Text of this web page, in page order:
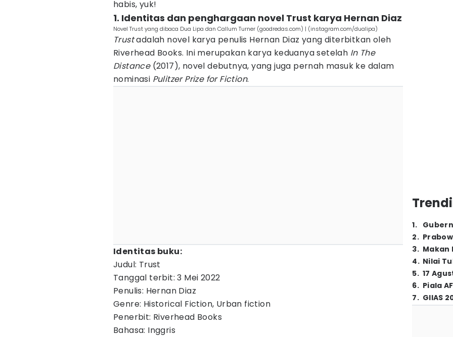
habis, yuk!
1. Identitas dan penghargaan novel Trust karya Hernan Diaz
Novel Trust yang dibaca Dua Lipa dan Callum Turner (goodredas.com) | (instagram.com/dualipa)
Trustadalah novel karya penulis Hernan Diaz yang diterbitkan oleh
Riverhead Books. Ini merupakan karya keduanya setelah In The
Distance (2017), novel debutnya, yang juga pernah masuk ke dalam
nominasi Pulitzer Prize for Fiction.
Identitas buku:
Judul: Trust
Tanggal terbit: 3 Mei 2022
Penulis: Hernan Diaz
Genre: Historical Fiction, Urban fiction
Penerbit: Riverhead Books
Bahasa: Inggris
1.
2.
3. Makan
4. Nilai
5. 17
6. Piala
7. GIIAS